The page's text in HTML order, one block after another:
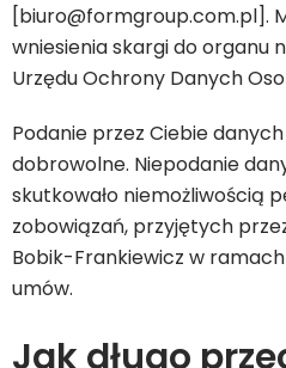
[biuro@formgroup.com.pl].
wniesienia skargi do organu
Urzędu Ochrony Danych
Podanie przez Ciebie
dobrowolne. Niepodanie
skutkowało niemożliwością
zobowiązań, przyjętych
Bobik-Frankiewicz w
umów.
Jak długo